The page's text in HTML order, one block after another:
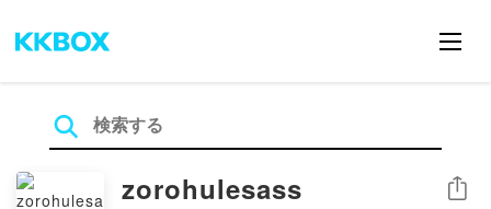
zorohulesass シェア